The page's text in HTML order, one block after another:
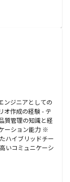
ンジニアとしての
オ作成の経験 - テ
質管理の知識と経
ーション能力 ※
ハイブリッドチー
いコミュニケーシ